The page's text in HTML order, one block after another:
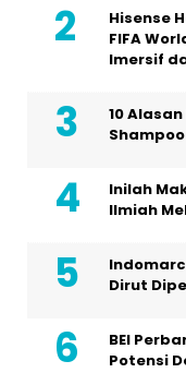
Hisense
FIFA
Imersif
10
Inilah
Ilmiah
Dirut
BEI
Potensi